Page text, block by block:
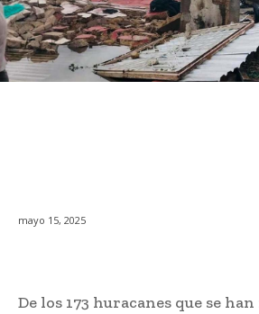
mayo 15, 2025
De los 173 huracanes que se